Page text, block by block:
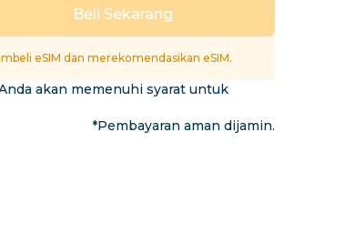
Beli Sekarang
eSIM dan merekomendasikan eSIM.
akan memenuhi syarat untuk
*Pembayaran aman dijamin.